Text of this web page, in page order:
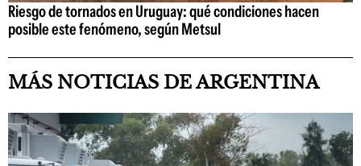
Riesgo de tornados en Uruguay: qué condiciones hacen
posible este fenómeno, según Metsul
MÁS NOTICIAS DE ARGENTINA